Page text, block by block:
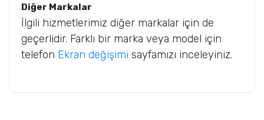
Diğer Markalar
İlgili hizmetlerimiz diğer markalar için de
geçerlidir. Farklı bir marka veya model için
telefon Ekran değişimi sayfamızı inceleyiniz.